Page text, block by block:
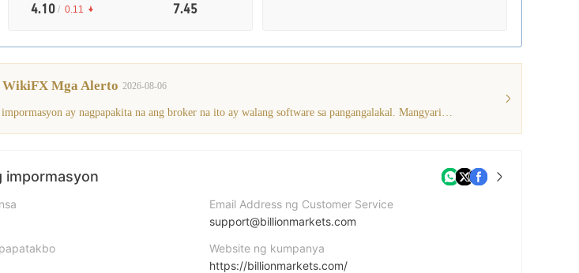
4.10 / 0.11 7.45
WikiFX Mga Alerto 2026-08-06
Ang kasalukuyang impormasyon ay nagpapakita na ang broker na ito ay walang software sa pangangalakal. Mangyaring magkaroon ng kamalayan!
impormasyon
Email Address ng Customer Service
support@billionmarkets.com
Website ng kumpanya
https://billionmarkets.com/